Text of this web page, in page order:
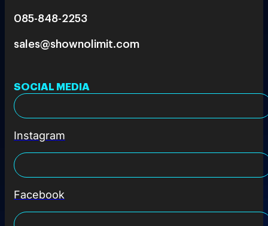
085-848-2253
sales@shownolimit.com
SOCIAL MEDIA
Instagram
Facebook